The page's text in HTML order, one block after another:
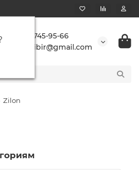
+7 923 745-95-66
buransibir@gmail.com
Zilon